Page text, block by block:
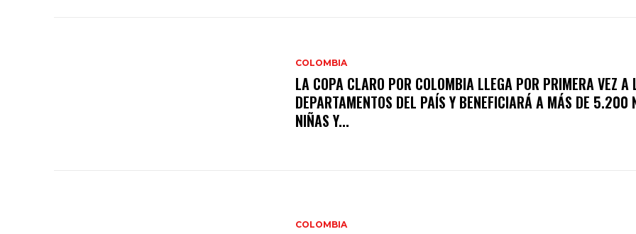
COLOMBIA
LA COPA CLARO POR COLOMBIA LLEGA POR PRIMERA VEZ A
DEPARTAMENTOS DEL PAÍS Y BENEFICIARÁ A MÁS DE 5.200
NIÑAS Y...
COLOMBIA